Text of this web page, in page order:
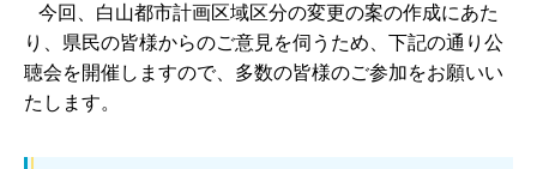
今回、白山都市計画区域区分の変更の案の作成にあた
り、県民の皆様からのご意見を伺うため、下記の通り公
聴会を開催しますので、多数の皆様のご参加をお願いい
たします。